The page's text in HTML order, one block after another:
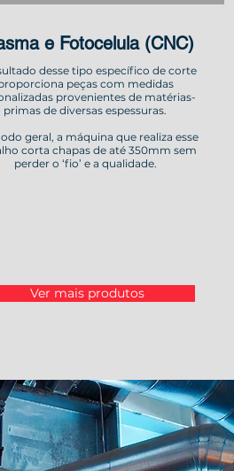
e Fotocelula (CNC)
desse tipo específico de corte
peças com medidas
provenientes de matérias-
primas de diversas espessuras.
geral, a máquina que realiza esse
corta chapas de até 350mm sem
perder o ‘fio’ e a qualidade.
Ver mais produtos